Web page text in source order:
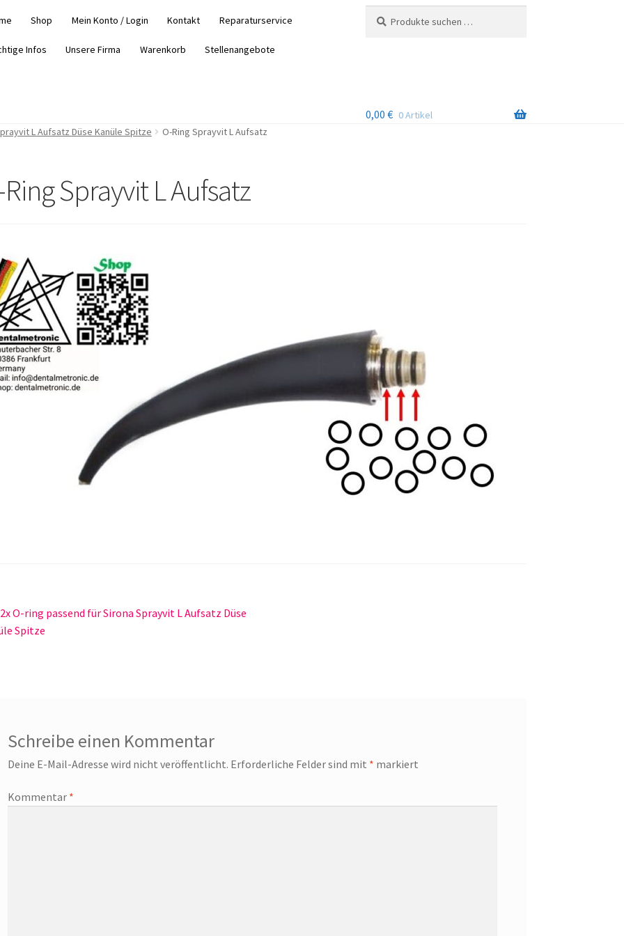
Shop Mein Konto / Login Kontakt Reparaturservice
Infos Unsere Firma Warenkorb Stellenangebote
nach:
0,00 € 0 Artikel
L Aufsatz Düse Kanüle Spitze O-Ring Sprayvit L Aufsatz
Sprayvit L Aufsatz
O-ring passend für Sirona Sprayvit L Aufsatz Düse
Spitze
Schreibe einen Kommentar
Deine E-Mail-Adresse wird nicht veröffentlicht. Erforderliche Felder sind mit * markiert
Kommentar *